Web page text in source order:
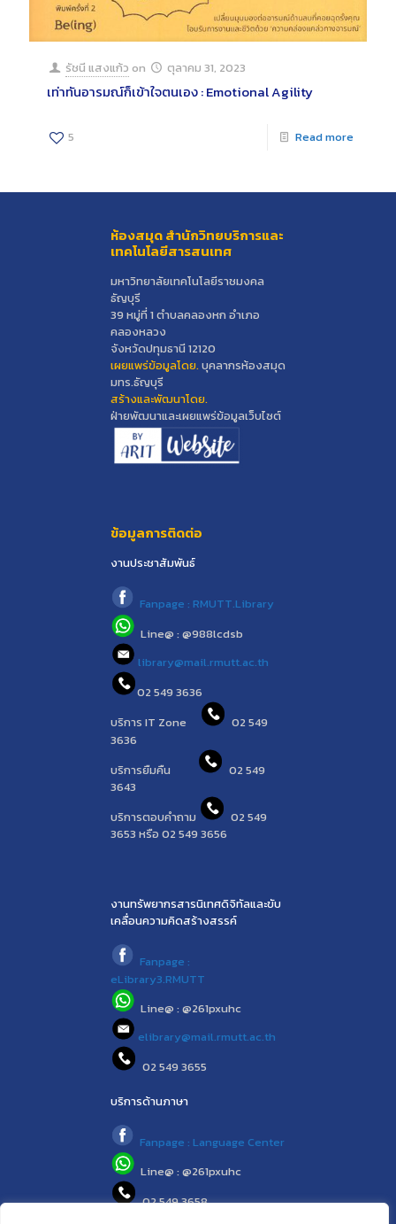
รัชนี แสงแก้ว on ตุลาคม 31, 2023
เท่าทันอารมณ์ก็เข้าใจตนเอง : Emotional Agility
5 Read more
ห้องสมุด สำนักวิทยบริการและ
เทคโนโลยีสารสนเทศ
มหาวิทยาลัยเทคโนโลยีราชมงคล
ธัญบุรี
39 หมู่ที่ 1 ตำบลคลองหก อำเภอ
คลองหลวง
จังหวัดปทุมธานี 12120
เผยแพร่ข้อมูลโดย.บุคลากรห้องสมุด
มทร.ธัญบุรี
สร้างและพัฒนาโดย.
ฝ่ายพัฒนาและเผยแพร่ข้อมูลเว็บไซต์
ข้อมูลการติดต่อ
งานประชาสัมพันธ์
Fanpage : RMUTT.Library
Line@ : @988lcdsb
library@mail.rmutt.ac.th
02 549 3636
บริการ IT Zone
02 549
3636
บริการยืมคืน
02 549
3643
บริการตอบคำถาม
02 549
3653 หรือ 02 549 3656
งานทรัพยากรสารนิเทศดิจิทัลและขับ
เคลื่อนความคิดสร้างสรรค์
Fanpage :
eLibrary3.RMUTT
Line@ : @261pxuhc
elibrary@mail.rmutt.ac.th
02 549 3655
บริการด้านภาษา
Fanpage : Language Center
Line@ : @261pxuhc
02 549 3658